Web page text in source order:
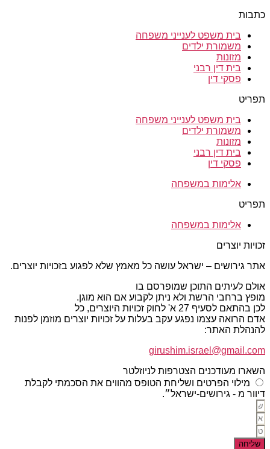
כתבות
בית משפט לענייני משפחה
משמורת ילדים
מזונות
בית דין רבני
פסקי דין
תפריט
בית משפט לענייני משפחה
משמורת ילדים
מזונות
בית דין רבני
פסקי דין
אלימות במשפחה
תפריט
אלימות במשפחה
זכויות יוצרים
אתר גירושים – ישראל עושה כל מאמץ שלא לפגוע בזכויות יוצרים.
אולם לעיתים התוכן שמופרסם בו
מופץ ברחבי הרשת ולא ניתן לקבוע אם הוא מוגן.
לכן בהתאם לסעיף 27 א' לחוק זכויות היוצרים, כל
אדם הרואה עצמו נפגע עקב בעלות על זכויות יוצרים מוזמן לפנות
להנהלת האתר:
girushim.israel@gmail.com
השארו מעודכנים הצטרפות לניוזלטר
מילוי הפרטים ושליחת הטופס מהווים את הסכמתי לקבלת
דיוור מ - גירושים-ישראל״.
שליחה